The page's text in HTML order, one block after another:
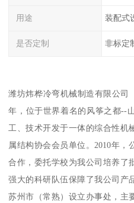
用途 装配式
是否定制 非标定
潍坊炜桦冷弯机械制造有限公司
年，位于世界着名的风筝之都--
工、技术开发于一体的综合性机
属结构协会会员单位。2010年
合作，委托学校为我公司培养了
强大的科研队伍保障了我公司产
苏州市（常熟）设立办事处，主